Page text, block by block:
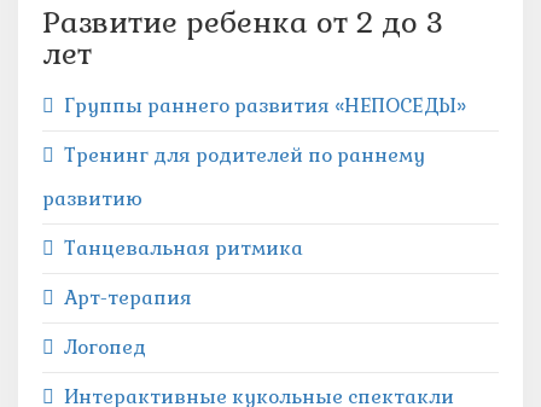
Развитие ребенка от 2 до 3
лет
Группы раннего развития «НЕПОСЕДЫ»
Тренинг для родителей по раннему
развитию
Танцевальная ритмика
Арт-терапия
Логопед
Интерактивные кукольные спектакли